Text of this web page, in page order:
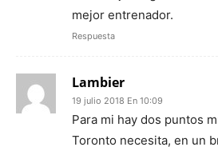
mejor entrenador.
Respuesta
Lambier
19 julio 2018 En 10:09
Para mi hay dos puntos
Toronto necesita, en un